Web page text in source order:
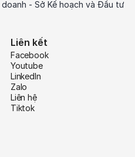
- Sở Kế hoạch và Đầu tư
Liên kết
Facebook
Youtube
LinkedIn
Zalo
Liên hệ
Tiktok